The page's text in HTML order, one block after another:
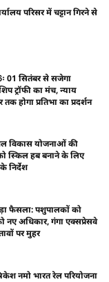
परिसर में चट्टान गिरने से
01 सितंबर से सजेगा
ट्रॉफी का मंच, न्याय
होगा प्रतिभा का प्रदर्शन
विकास योजनाओं की
स्किल हब बनाने के लिए
निर्देश
फैसला: पशुपालकों को
नए अधिकार, गंगा एक्सप्रेसवे
पर मुहर
नमो भारत रेल परियोजना